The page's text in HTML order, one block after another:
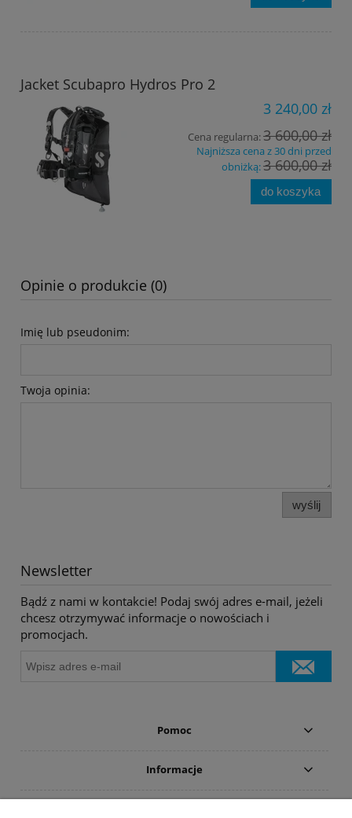
Jacket Scubapro Hydros Pro 2
3 240,00 zł
Cena regularna:3 600,00 zł
Najniższa cena z 30 dni przed
obniżką:3 600,00 zł
do koszyka
Opinie o produkcie (0)
Imię lub pseudonim:
Twoja opinia:
wyślij
Newsletter
Bądź z nami w kontakcie! Podaj swój adres e-mail, jeżeli
chcesz otrzymywać informacje o nowościach i
promocjach.
Pomoc
Informacje